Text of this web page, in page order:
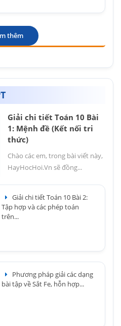
thêm
Giải chi tiết Toán 10 Bài
1: Mệnh đề (Kết nối tri
thức)
Chào các em, trong bài viết này,
HayHocHoi.Vn sẽ đồng...
Giải chi tiết Toán 10 Bài 2:
Tập hợp và các phép toán
trên...
Phương pháp giải các dạng
bài tập về Sắt Fe, hỗn hợp...